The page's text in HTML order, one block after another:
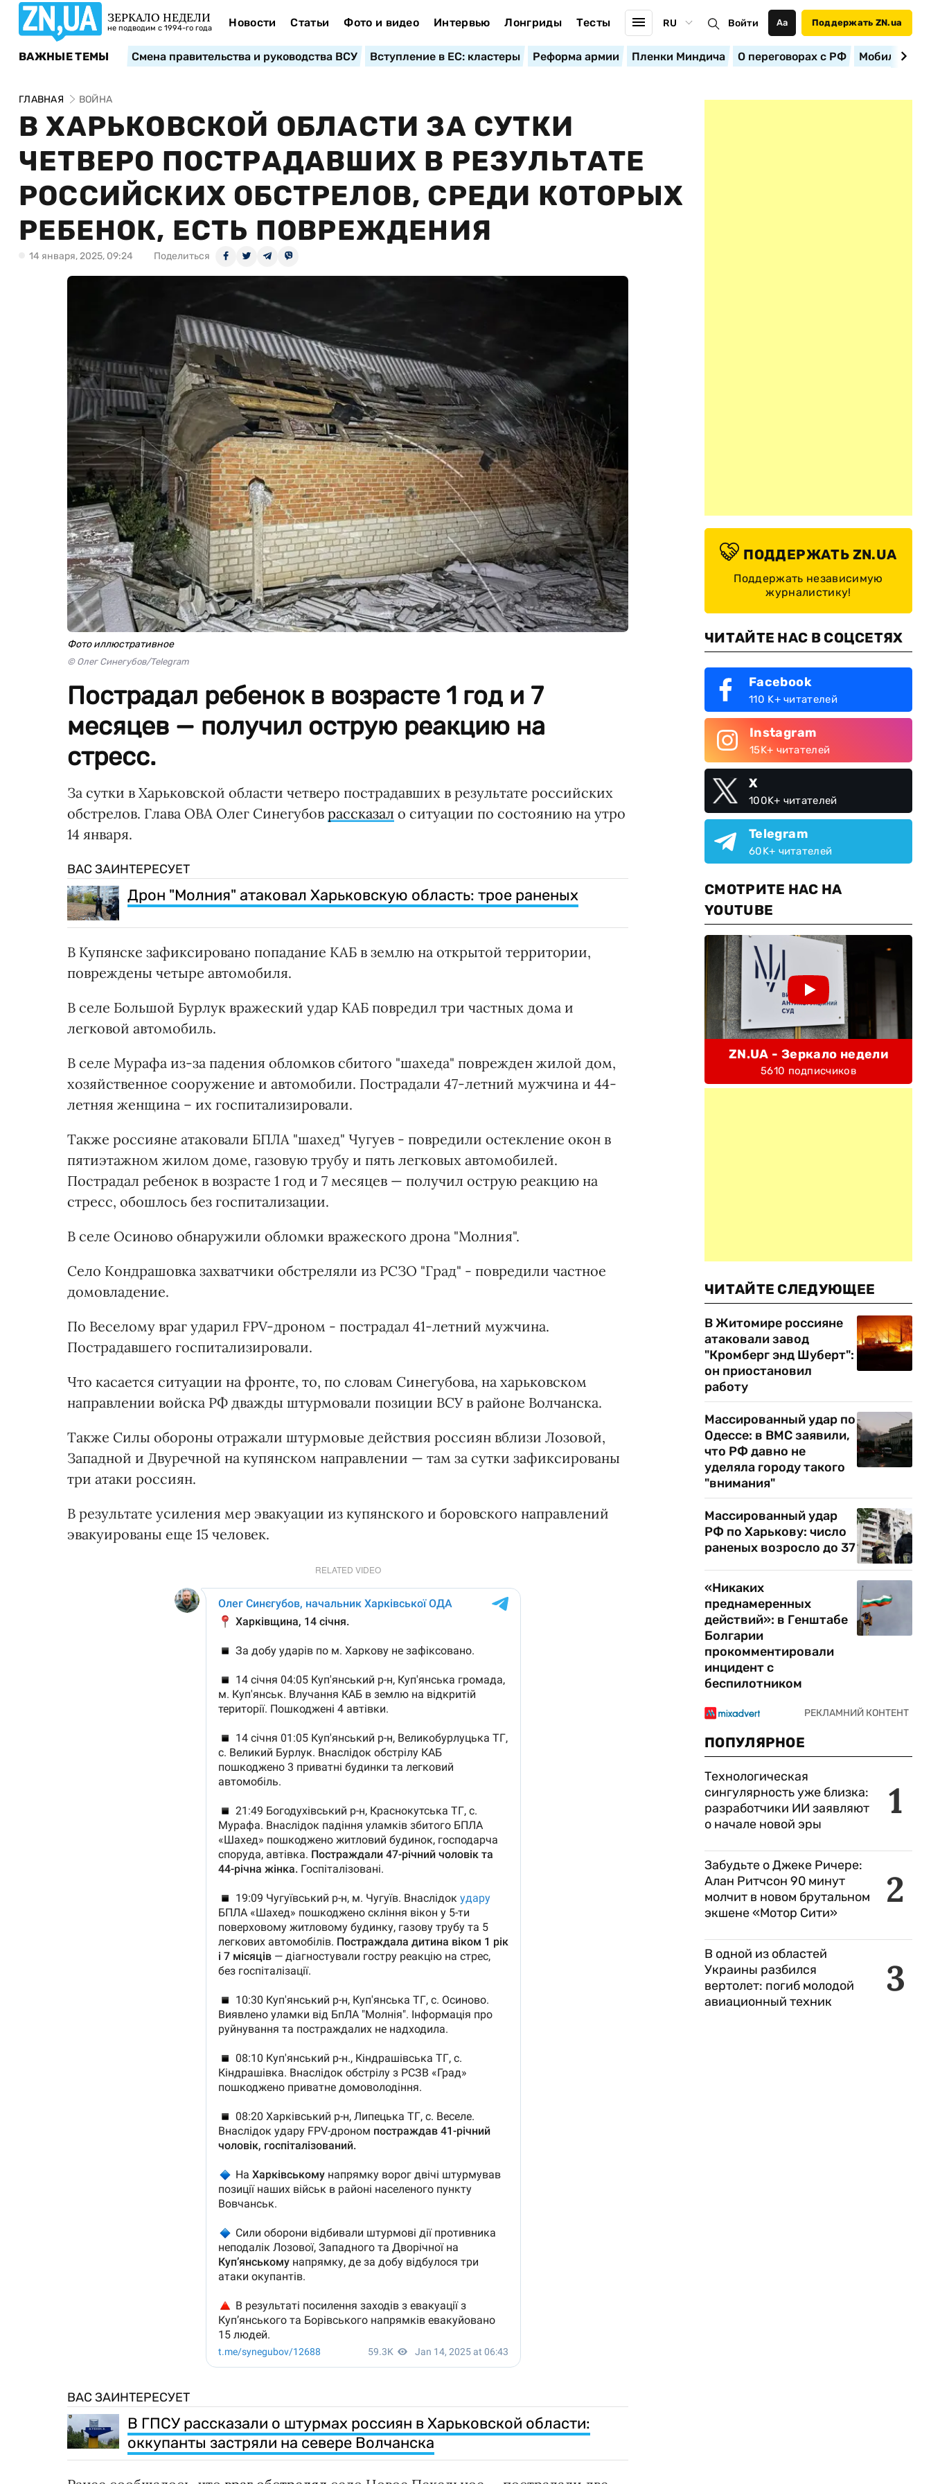
ЗЕРКАЛО НЕДЕЛИ
не подводим с 1994-го года Новости Статьи Фото и видео Интервью Лонгриды Тесты RU Войти Аа Поддержать ZN.ua
ВАЖНЫЕ ТЕМЫ Смена правительства и руководства ВСУ Вступление в ЕС: кластеры Реформа армии Пленки Миндича О переговорах с РФ
ГЛАВНАЯ ВОЙНА
В ХАРЬКОВСКОЙ ОБЛАСТИ ЗА СУТКИ
ЧЕТВЕРО ПОСТРАДАВШИХ В РЕЗУЛЬТАТЕ
РОССИЙСКИХ ОБСТРЕЛОВ, СРЕДИ КОТОРЫХ
РЕБЕНОК, ЕСТЬ ПОВРЕЖДЕНИЯ
14 января, 2025, 09:24 Поделиться
Фото иллюстративное
© Олег Синегубов/Telegram
Пострадал ребенок в возрасте 1 год и 7
месяцев — получил острую реакцию на
стресс.
За сутки в Харьковской области четверо пострадавших в результате российских
обстрелов. Глава ОВА Олег Синегубов рассказал о ситуации по состоянию на утро
14 января.
ВАС ЗАИНТЕРЕСУЕТ
Дрон "Молния" атаковал Харьковскую область: трое раненых
В Купянске зафиксировано попадание КАБ в землю на открытой территории,
повреждены четыре автомобиля.
В селе Большой Бурлук вражеский удар КАБ повредил три частных дома и
легковой автомобиль.
В селе Мурафа из-за падения обломков сбитого "шахеда" поврежден жилой дом,
хозяйственное сооружение и автомобили. Пострадали 47-летний мужчина и 44-
летняя женщина – их госпитализировали.
Также россияне атаковали БПЛА "шахед" Чугуев - повредили остекление окон в
пятиэтажном жилом доме, газовую трубу и пять легковых автомобилей.
Пострадал ребенок в возрасте 1 год и 7 месяцев — получил острую реакцию на
стресс, обошлось без госпитализации.
В селе Осиново обнаружили обломки вражеского дрона "Молния".
Село Кондрашовка захватчики обстреляли из РСЗО "Град" - повредили частное
домовладение.
По Веселому враг ударил FPV-дроном - пострадал 41-летний мужчина.
Пострадавшего госпитализировали.
Что касается ситуации на фронте, то, по словам Синегубова, на харьковском
направлении войска РФ дважды штурмовали позиции ВСУ в районе Волчанска.
Также Силы обороны отражали штурмовые действия россиян вблизи Лозовой,
Западной и Двуречной на купянском направлении — там за сутки зафиксированы
три атаки россиян.
В результате усиления мер эвакуации из купянского и боровского направлений
эвакуированы еще 15 человек.
RELATED VIDEO
ВАС ЗАИНТЕРЕСУЕТ
В ГПСУ рассказали о штурмах россиян в Харьковской области:
оккупанты застряли на севере Волчанска
ПОДДЕРЖАТЬ ZN.UA
Поддержать независимую
журналистику!
ЧИТАЙТЕ НАС В СОЦСЕТЯХ
Facebook
110 K+ читателей
Instagram
15K+ читателей
X
100K+ читателей
Telegram
60K+ читателей
СМОТРИТЕ НАС НА
YOUTUBE
ZN.UA - Зеркало недели
5610 подписчиков
ЧИТАЙТЕ СЛЕДУЮЩЕЕ
В Житомире россияне
атаковали завод
"Кромберг энд Шуберт":
он приостановил
работу
Массированный удар по
Одессе: в ВМС заявили,
что РФ давно не
уделяла городу такого
"внимания"
Массированный удар
РФ по Харькову: число
раненых возросло до 37
«Никаких
преднамеренных
действий»: в Генштабе
Болгарии
прокомментировали
инцидент с
беспилотником
ПОПУЛЯРНОЕ
1
Технологическая
сингулярность уже близка:
разработчики ИИ заявляют
о начале новой эры
2
Забудьте о Джеке Ричере:
Алан Ритчсон 90 минут
молчит в новом брутальном
экшене «Мотор Сити»
3
В одной из областей
Украины разбился
вертолет: погиб молодой
авиационный техник